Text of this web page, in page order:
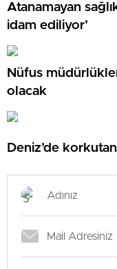
Atanamayan
idam ediliyor’
Nüfus
olacak
Deniz’de